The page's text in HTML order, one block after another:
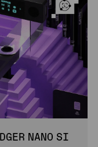
NANO SI